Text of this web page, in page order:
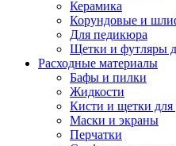
Керамика
Корундовые и
Для педикюра
Щетки и футляры
Расходные материалы
Бафы и пилки
Жидкости
Кисти и щетки для
Маски и экраны
Перчатки